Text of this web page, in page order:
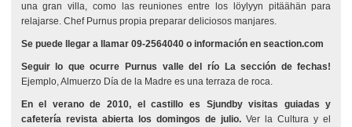
una gran villa, como las reuniones entre los löylyyn pitäähän para
relajarse. Chef Purnus propia preparar deliciosos manjares.
Se puede llegar a llamar 09-2564040 o información en seaction.com
Seguir lo que ocurre Purnus valle del río La sección de fechas!
Ejemplo, Almuerzo Día de la Madre es una terraza de roca.
En el verano de 2010, el castillo es Sjundby visitas guiadas y
cafetería revista abierta los domingos de julio. Ver la Cultura y el